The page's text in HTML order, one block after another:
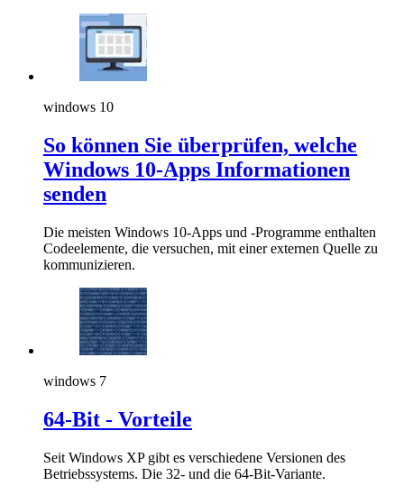
windows 10
So können Sie überprüfen, welche
Windows 10-Apps Informationen
senden
Die meisten Windows 10-Apps und -Programme enthalten
Codeelemente, die versuchen, mit einer externen Quelle zu
kommunizieren.
windows 7
64-Bit - Vorteile
Seit Windows XP gibt es verschiedene Versionen des
Betriebssystems. Die 32- und die 64-Bit-Variante.